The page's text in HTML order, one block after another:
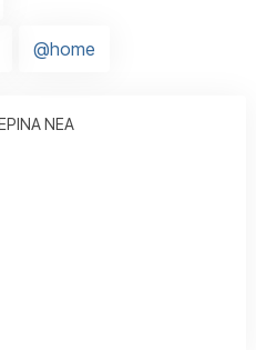
@home
ΝΕΑ